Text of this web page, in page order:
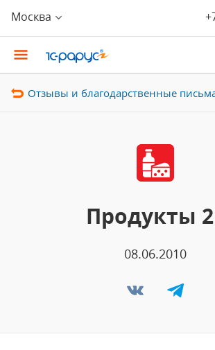
Москва
Отзывы и благодарственные
Продукты
08.06.2010